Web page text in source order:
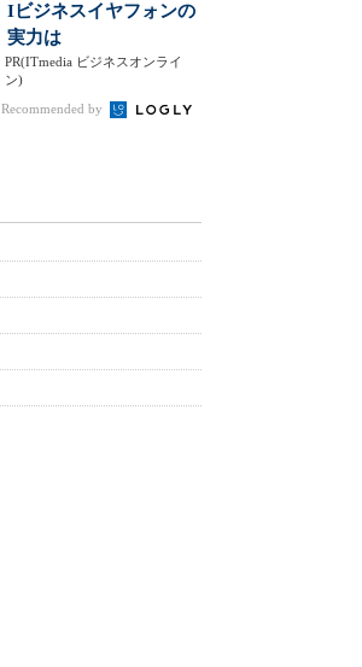
Iビジネスイヤフォンの
実力は
PR(ITmedia ビジネスオンライ
ン)
Recommended by